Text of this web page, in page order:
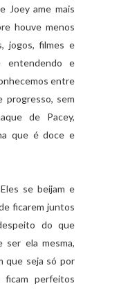
Joey ame mais
houve menos
jogos, filmes e
entendendo e
entre
progresso, sem
de Pacey,
que é doce e
se beijam e
ficarem juntos
do que
ser ela mesma,
que seja só por
perfeitos